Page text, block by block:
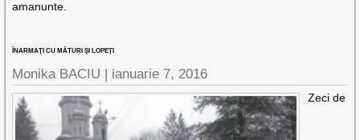
amanunte.
ÎNARMAŢI CU MĂTURI ŞI LOPEŢI
Monika BACIU | ianuarie 7, 2016
Zeci de